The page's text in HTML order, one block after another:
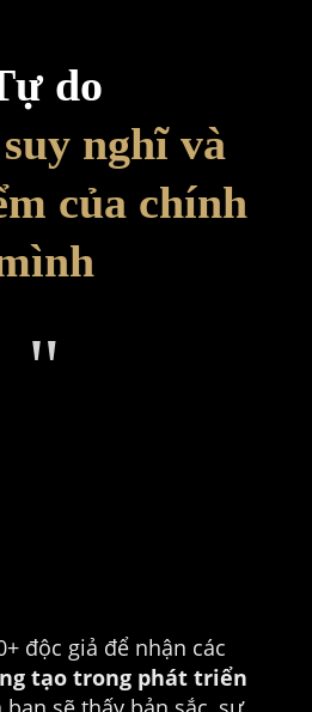
do
nghĩ và
của chính
"
độc giả để nhận các
tạo trong phát triển